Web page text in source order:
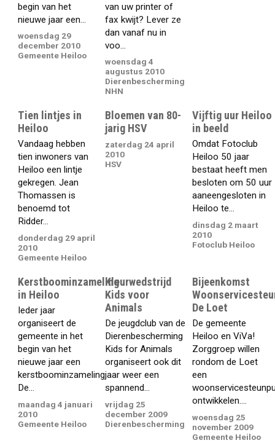
begin van het
nieuwe jaar een...
woensdag 29
december 2010
Gemeente Heiloo
van uw printer of
fax kwijt? Lever ze
dan vanaf nu in
voo...
woensdag 4
augustus 2010
Dierenbescherming
NHN
Tien lintjes in
Heiloo
Vandaag hebben
tien inwoners van
Heiloo een lintje
gekregen. Jean
Thomassen is
benoemd tot
Ridder...
donderdag 29 april
2010
Gemeente Heiloo
Bloemen van 80-
jarig HSV
zaterdag 24 april
2010
HSV
Vijftig uur Heiloo
in beeld
Omdat Fotoclub
Heiloo 50 jaar
bestaat heeft men
besloten om 50 uur
aaneengesloten in
Heiloo te...
dinsdag 2 maart
2010
Fotoclub Heiloo
Kerstboominzameling
in Heiloo
Ieder jaar
organiseert de
gemeente in het
begin van het
nieuwe jaar een
kerstboominzameling.
De...
maandag 4 januari
2010
Gemeente Heiloo
Kleurwedstrijd
Kids voor
Animals
De jeugdclub van de
Dierenbescherming
Kids for Animals
organiseert ook dit
jaar weer een
spannend...
vrijdag 25
december 2009
Dierenbescherming
Bijeenkomst
De Loet
De gemeente
Heiloo en ViVa!
Zorggroep willen
rondom de Loet
een
ontwikkelen....
woensdag 25
november 2009
Gemeente Heiloo